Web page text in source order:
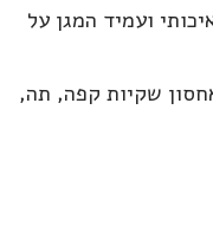
ועמיד המגן על
שקיות קפה, תה,